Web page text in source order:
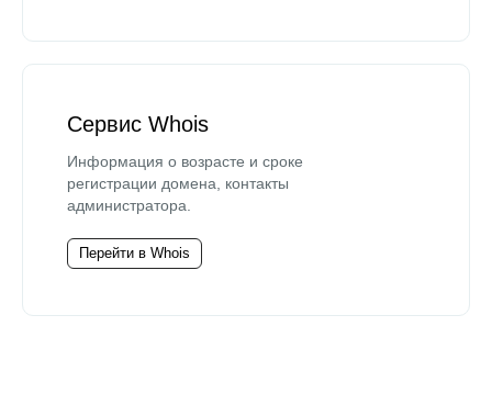
Сервис Whois
Информация о возрасте и сроке
регистрации домена, контакты
администратора.
Перейти в Whois